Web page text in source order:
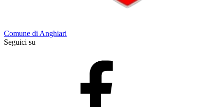
Comune di Anghiari
Seguici su